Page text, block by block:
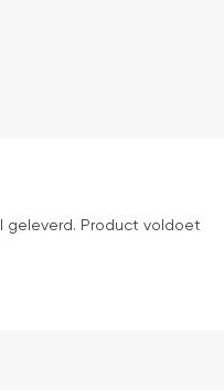
geleverd. Product voldoet